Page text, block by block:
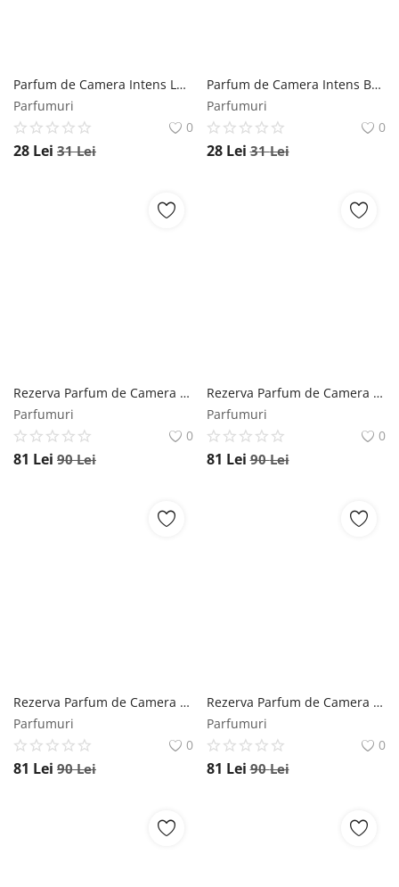
Parfum de Camera Intens Lavanda Mikado, 100 ml Mikado
Parfumuri
0
28 Lei 31Lei
Parfum de Camera Intens Bumbac Mikado, 100 ml Mikado
Parfumuri
0
28 Lei 31Lei
Rezerva Parfum de Camera cu Betisoare Rattan Flori de Portocal Mikado, 500 ml Mikado
Parfumuri
0
81 Lei 90Lei
Rezerva Parfum de Camera cu Betisoare Rattan Oceano Mikado, 500 ml Mikado
Parfumuri
0
81 Lei 90Lei
Rezerva Parfum de Camera cu Betisoare Rattan Scortisoara si Portocala Mikado, 500 ml Mikado
Parfumuri
0
81 Lei 90Lei
Rezerva Parfum de Camera cu Betisoare Rattan Lavanda Mikado, 500 ml Mikado
Parfumuri
0
81 Lei 90Lei